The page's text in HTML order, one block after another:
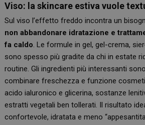
Viso: la skincare estiva vuole
Sul viso l’effetto freddo incontra un
non abbandonare idratazione e
fa caldo. Le formule in gel, gel-crema,
sono spesso più gradite da chi in estate
routine. Gli ingredienti più interessanti
combinare freschezza e funzione
acido ialuronico e glicerina, sostanze
estratti vegetali ben tollerati. Il risultato
confortevole, idratata e meno